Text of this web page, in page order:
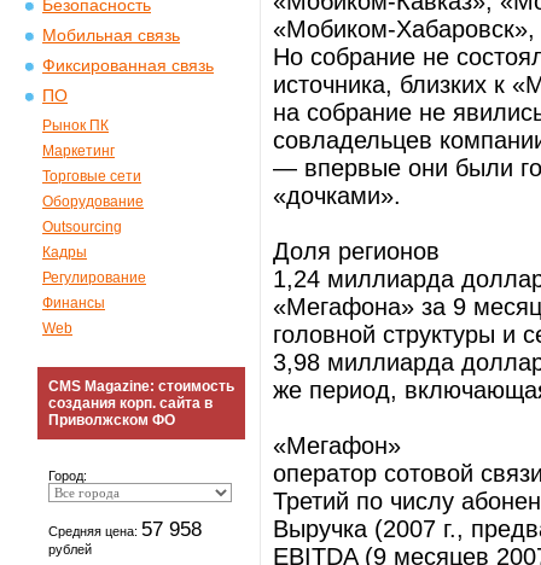
Безопасность
Мобильная связь
Фиксированная связь
ПО
Рынок ПК
Маркетинг
Торговые сети
Оборудование
Outsourcing
Кадры
Регулирование
Финансы
Web
CMS Magazine: стоимость
создания корп. сайта в
Приволжском ФО
Город:
Средняя цена: 57 958
рублей
«Мобиком-
Но собрание не
источника, близких к
на собрание не
совладельцев
— впервые они были
«дочками».
Доля регионов
1,24 миллиарда
«Мегафона» за 9
головной структуры и
3,98 миллиарда
же период,
«Мегафон»
оператор сотовой
Третий по числу
Выручка (2007 г.,
EBITDA (9 месяцев